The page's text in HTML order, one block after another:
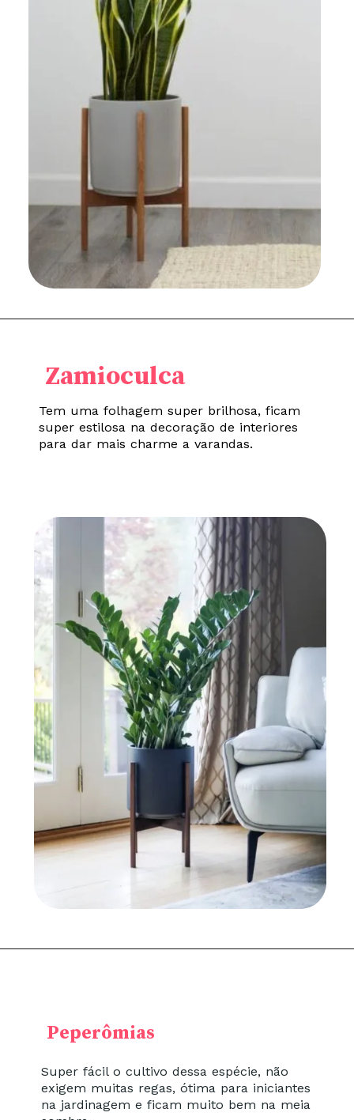
Tem uma folhagem super brilhosa, ficam
super estilosa na decoração de interiores
para dar mais charme a varandas.
Zamioculca
Super fácil o cultivo dessa espécie, não
exigem muitas regas, ótima para iniciantes
na jardinagem e ficam muito bem na meia
Peperômias